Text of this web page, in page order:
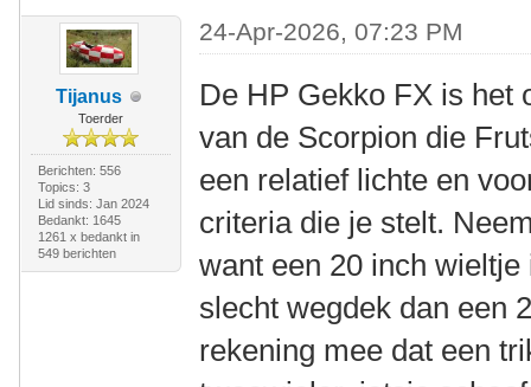
Tijanus
Toerder
Berichten: 556
Topics: 3
Lid sinds: Jan 2024
Bedankt: 1645
1261 x bedankt in
549 berichten
24-Apr-2026, 07:23 PM
De HP Gekko FX is het
van de Scorpion die
een relatief lichte en
criteria die je stelt.
want een 20 inch
slecht wegdek dan een
rekening mee dat een